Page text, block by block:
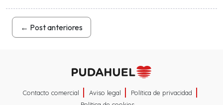
← Post anteriores
Contacto comercial Aviso legal
Política de privacidad